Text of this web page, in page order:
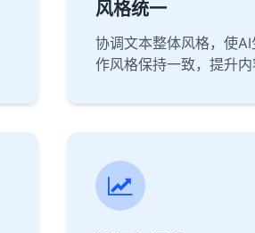
风格统一
协调文本整体风格，使
作风格保持一致，提升内